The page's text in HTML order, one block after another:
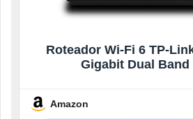
Roteador Wi-Fi 6 TP-
Gigabit Dual Band
Amazon